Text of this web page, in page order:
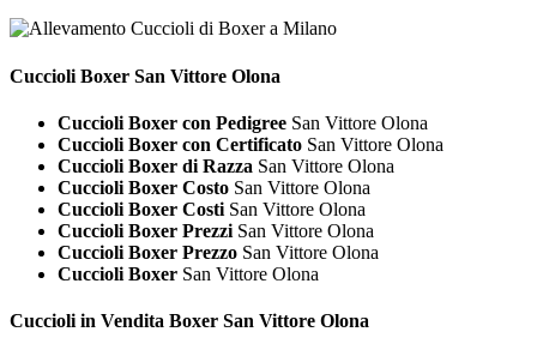
Cuccioli Boxer San Vittore Olona
Cuccioli Boxer con Pedigree San Vittore Olona
Cuccioli Boxer con Certificato San Vittore Olona
Cuccioli Boxer di Razza San Vittore Olona
Cuccioli Boxer Costo San Vittore Olona
Cuccioli Boxer Costi San Vittore Olona
Cuccioli Boxer Prezzi San Vittore Olona
Cuccioli Boxer Prezzo San Vittore Olona
Cuccioli Boxer San Vittore Olona
Cuccioli in Vendita Boxer San Vittore Olona